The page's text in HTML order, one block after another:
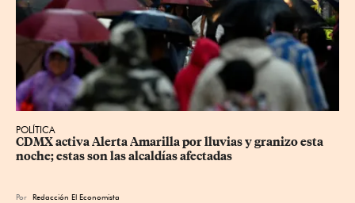
POLÍTICA
CDMX activa Alerta Amarilla por lluvias y granizo esta
noche; estas son las alcaldías afectadas
Por Redacción El Economista